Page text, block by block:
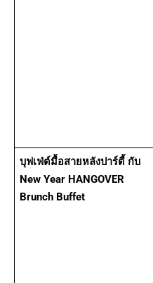
บุฟเฟ่ต์มื้อสายหลังปาร์ตี้ กับ
New Year HANGOVER
Brunch Buffet